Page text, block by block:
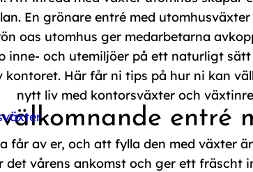
En grönare entré med
oas utomhus ger medarbetarna
inne- och utemiljöer på ett naturligt
Här får ni tips på hur ni kan
nytt liv med kontorsväxter och
entré
får av er, och att fylla den med växter
det vårens ankomst och ger ett